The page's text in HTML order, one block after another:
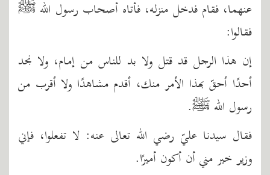
عنهما، فقام فدخل منزله، فأتاه أصحاب رسول الله ﷺ
فقالوا:
إن هذا الرجل قد قتل ولا بد للناس من إمام، ولا نجد
أحدًا أحقّ بهذا الأمر منك، أقدم مشاهدًا ولا أقرب من
رسول الله ﷺ.
فقال سيدنا عليّ رضي الله تعالى عنه: لا تفعلوا، فإني
وزير خير مني أن أكون أميرًا.